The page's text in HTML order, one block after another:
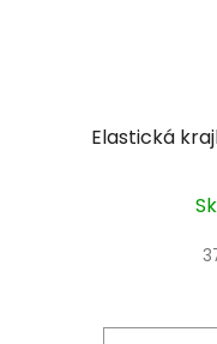
Elastická